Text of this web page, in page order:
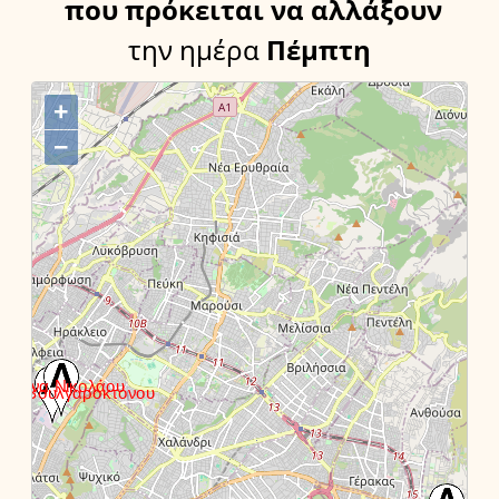
που πρόκειται να αλλάξουν
την ημέρα Πέμπτη
+
−